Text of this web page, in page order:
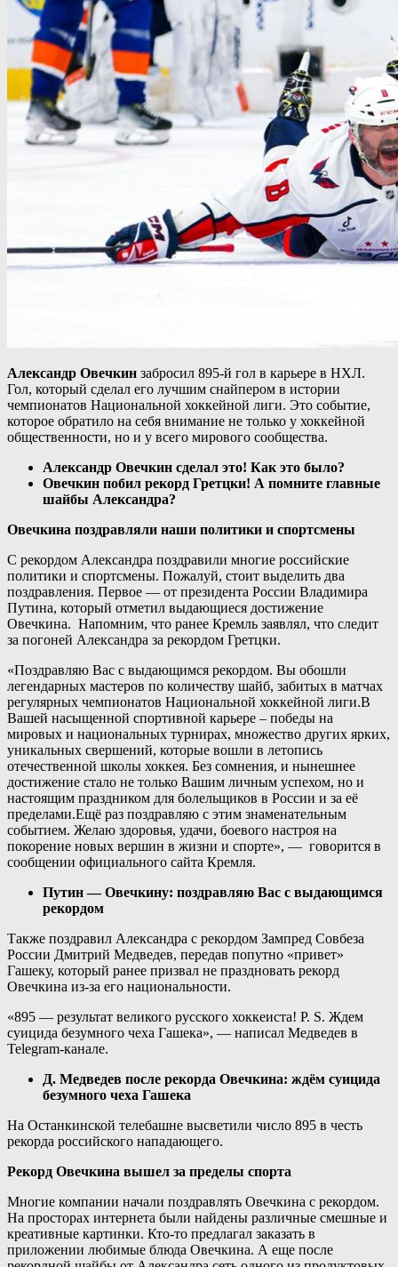
Александр Овечкин забросил 895-й гол в карьере в НХЛ.
Гол, который сделал его лучшим снайпером в истории
чемпионатов Национальной хоккейной лиги. Это событие,
которое обратило на себя внимание не только у хоккейной
общественности, но и у всего мирового сообщества.
Александр Овечкин сделал это! Как это было?
Овечкин побил рекорд Гретцки! А помните главные
шайбы Александра?
Овечкина поздравляли наши политики и спортсмены
С рекордом Александра поздравили многие российские
политики и спортсмены. Пожалуй, стоит выделить два
поздравления. Первое — от президента России Владимира
Путина, который отметил выдающиеся достижение
Овечкина. Напомним, что ранее Кремль заявлял, что следит
за погоней Александра за рекордом Гретцки.
«Поздравляю Вас с выдающимся рекордом. Вы обошли
легендарных мастеров по количеству шайб, забитых в матчах
регулярных чемпионатов Национальной хоккейной лиги.В
Вашей насыщенной спортивной карьере – победы на
мировых и национальных турнирах, множество других ярких,
уникальных свершений, которые вошли в летопись
отечественной школы хоккея. Без сомнения, и нынешнее
достижение стало не только Вашим личным успехом, но и
настоящим праздником для болельщиков в России и за её
пределами.Ещё раз поздравляю с этим знаменательным
событием. Желаю здоровья, удачи, боевого настроя на
покорение новых вершин в жизни и спорте», — говорится в
сообщении официального сайта Кремля.
Путин — Овечкину: поздравляю Вас с выдающимся
рекордом
Также поздравил Александра с рекордом Зампред Совбеза
России Дмитрий Медведев, передав попутно «привет»
Гашеку, который ранее призвал не праздновать рекорд
Овечкина из-за его национальности.
«895 — результат великого русского хоккеиста! P. S. Ждем
суицида безумного чеха Гашека», — написал Медведев в
Telegram-канале.
Д. Медведев после рекорда Овечкина: ждём суицида
безумного чеха Гашека
На Останкинской телебашне высветили число 895 в честь
рекорда российского нападающего.
Рекорд Овечкина вышел за пределы спорта
Многие компании начали поздравлять Овечкина с рекордом.
На просторах интернета были найдены различные смешные и
креативные картинки. Кто-то предлагал заказать в
приложении любимые блюда Овечкина. А еще после